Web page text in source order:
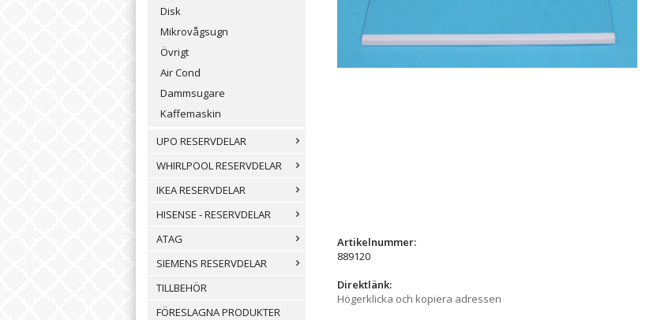
Disk
Mikrovågsugn
Övrigt
Air Cond
Dammsugare
Kaffemaskin
UPO RESERVDELAR
WHIRLPOOL RESERVDELAR
IKEA RESERVDELAR
HISENSE - RESERVDELAR
ATAG
SIEMENS RESERVDELAR
TILLBEHÖR
FÖRESLAGNA PRODUKTER
Artikelnummer:
889120
Direktlänk:
Högerklicka och kopiera adressen